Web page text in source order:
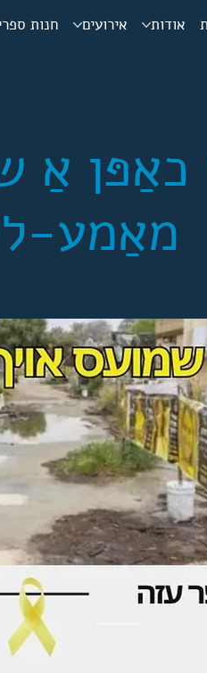
אודות אירועים חנות
כאַפּן אַ
מאַמע-